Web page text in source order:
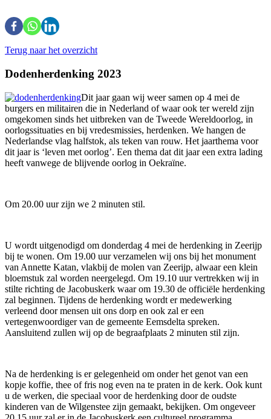
Terug naar het overzicht
Dodenherdenking 2023
Dit jaar gaan wij weer samen op 4 mei de
burgers en militairen die in Nederland of waar ook ter wereld zijn
omgekomen sinds het uitbreken van de Tweede Wereldoorlog, in
oorlogssituaties en bij vredesmissies, herdenken. We hangen de
Nederlandse vlag halfstok, als teken van rouw. Het jaarthema voor
dit jaar is ‘leven met oorlog’. Een thema dat dit jaar een extra lading
heeft vanwege de blijvende oorlog in Oekraïne.
Om 20.00 uur zijn we 2 minuten stil.
U wordt uitgenodigd om donderdag 4 mei de herdenking in Zeerijp
bij te wonen. Om 19.00 uur verzamelen wij ons bij het monument
van Annette Katan, vlakbij de molen van Zeerijp, alwaar een klein
bloemstuk zal worden neergelegd. Om 19.10 uur vertrekken wij in
stilte richting de Jacobuskerk waar om 19.30 de officiële herdenking
zal beginnen. Tijdens de herdenking wordt er medewerking
verleend door mensen uit ons dorp en ook zal er een
vertegenwoordiger van de gemeente Eemsdelta spreken.
Aansluitend zullen wij op de begraafplaats 2 minuten stil zijn.
Na de herdenking is er gelegenheid om onder het genot van een
kopje koffie, thee of fris nog even na te praten in de kerk. Ook kunt
u de werken, die speciaal voor de herdenking door de oudste
kinderen van de Wilgenstee zijn gemaakt, bekijken. Om ongeveer